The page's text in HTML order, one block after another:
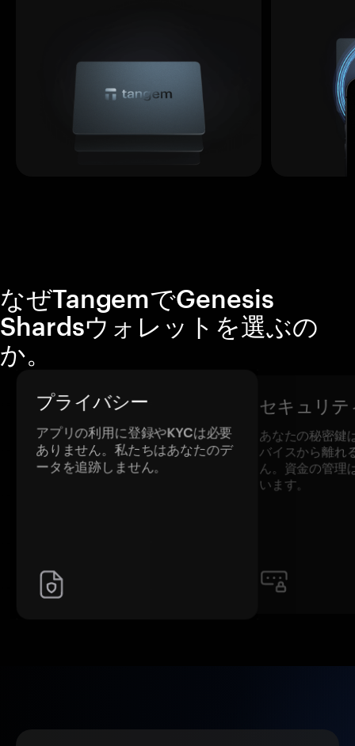
なぜTangemでGenesis
Shardsウォレットを選ぶの
か。
プライバシー
アプリの利用に登録やKYCは必要
ありません。私たちはあなたのデ
ータを追跡しません。
セキュリテ
あなたの秘密鍵
バイスから離れ
ん。資金の管理
います。